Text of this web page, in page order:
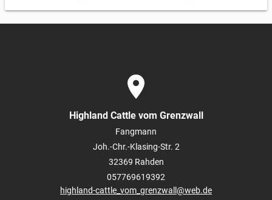
place
Highland Cattle vom Grenzwall
Fangmann
Joh.-Chr.-Klasing-Str. 2
32369 Rahden
057769619392
highland-cattle_vom_grenzwall@web.de